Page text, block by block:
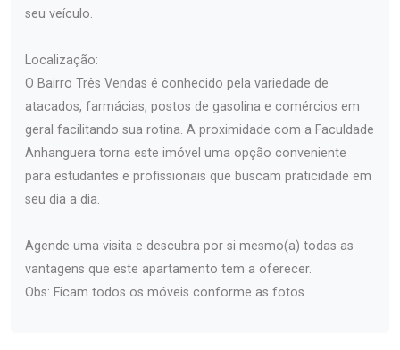
seu veículo.
Localização:
O Bairro Três Vendas é conhecido pela variedade de
atacados, farmácias, postos de gasolina e comércios em
geral facilitando sua rotina. A proximidade com a Faculdade
Anhanguera torna este imóvel uma opção conveniente
para estudantes e profissionais que buscam praticidade em
seu dia a dia.
Agende uma visita e descubra por si mesmo(a) todas as
vantagens que este apartamento tem a oferecer.
Obs: Ficam todos os móveis conforme as fotos.